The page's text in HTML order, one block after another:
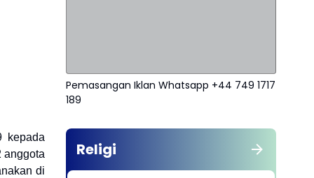
kepada
anggota
di
Pemasangan Iklan Whatsapp +44 749 1717
189
Religi